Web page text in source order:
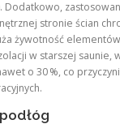
Dodatkowo,
stronie ścian
żywotność
w starszej saunie,
o 30 %, co